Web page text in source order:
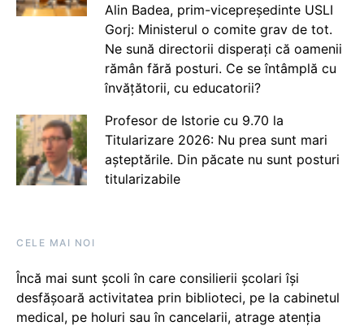
Alin Badea, prim-vicepreședinte USLI
Gorj: Ministerul o comite grav de tot.
Ne sună directorii disperați că oamenii
rămân fără posturi. Ce se întâmplă cu
învățătorii, cu educatorii?
Profesor de Istorie cu 9.70 la
Titularizare 2026: Nu prea sunt mari
așteptările. Din păcate nu sunt posturi
titularizabile
CELE MAI NOI
Încă mai sunt școli în care consilierii școlari își
desfășoară activitatea prin biblioteci, pe la cabinetul
medical, pe holuri sau în cancelarii, atrage atenția